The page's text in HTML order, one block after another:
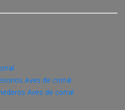
Aves de corral
Aves de corral